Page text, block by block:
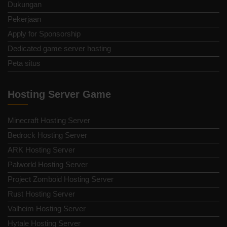
Dukungan
Pekerjaan
Apply for Sponsorship
Dedicated game server hosting
Peta situs
Hosting Server Game
Minecraft Hosting Server
Bedrock Hosting Server
ARK Hosting Server
Palworld Hosting Server
Project Zomboid Hosting Server
Rust Hosting Server
Valheim Hosting Server
Hytale Hosting Server